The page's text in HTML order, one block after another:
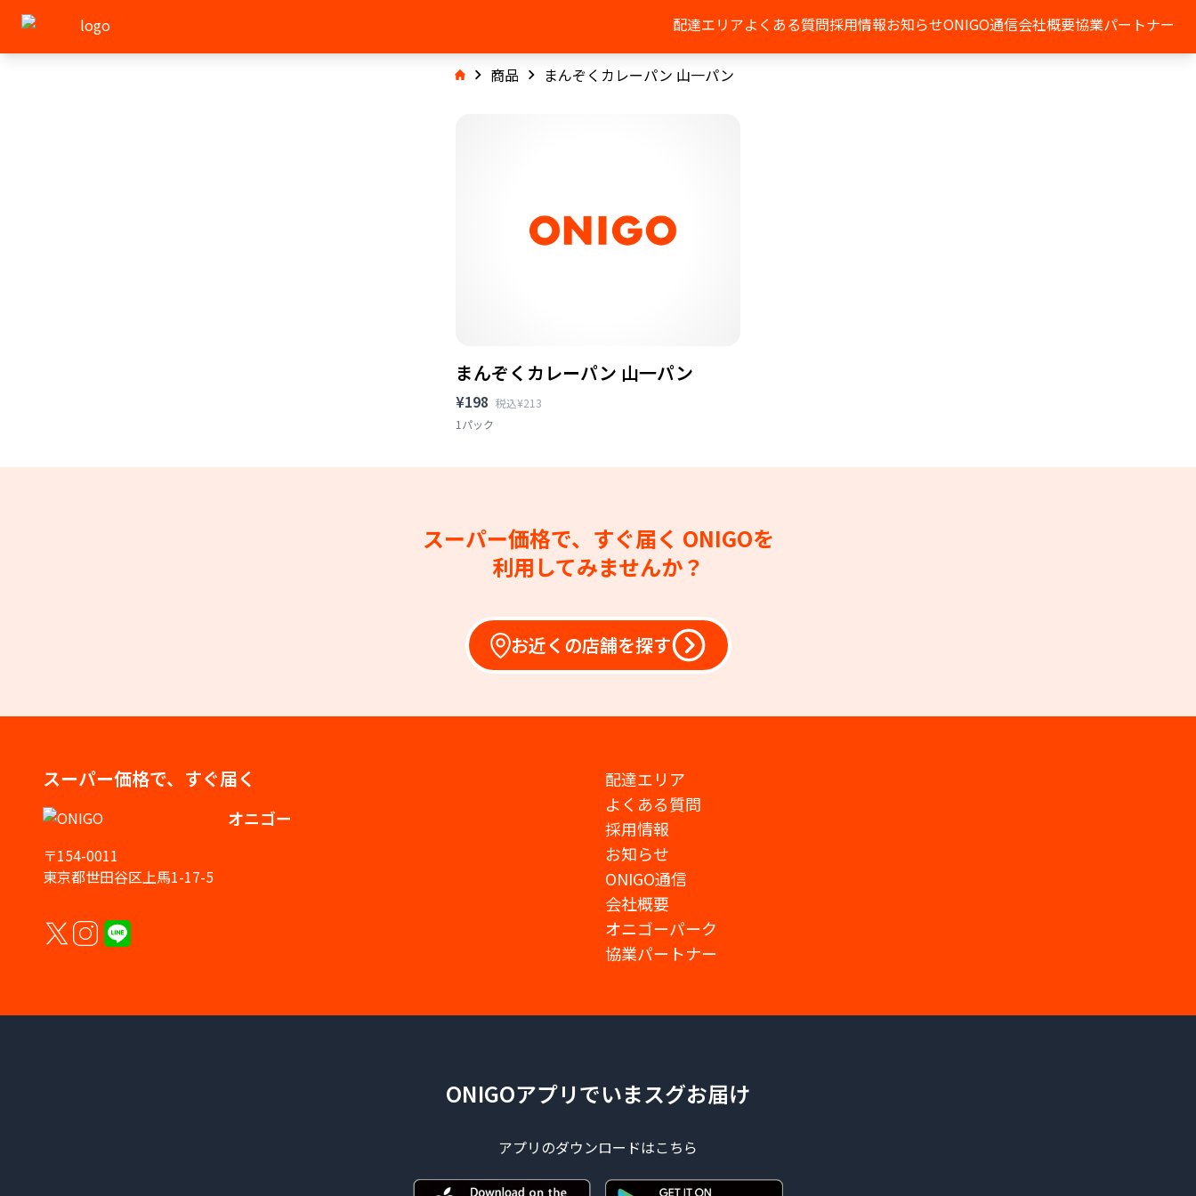
配達エリアよくある質問採用情報お知らせONIGO通信会社概要協業パートナー
商品 まんぞくカレーパン 山一パン
まんぞくカレーパン 山一パン
¥198 税込¥213
1パック
スーパー価格で、すぐ届く ONIGOを
利用してみませんか？
お近くの店舗を探す
スーパー価格で、すぐ届く
オニゴー
〒154-0011
東京都世田谷区上馬1-17-5
配達エリア
よくある質問
採用情報
お知らせ
ONIGO通信
会社概要
オニゴーパーク
協業パートナー
ONIGOアプリでいまスグお届け
アプリのダウンロードはこちら